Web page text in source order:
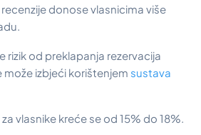
donose vlasnicima više
rizik od preklapanja rezervacija
može izbjeći korištenjem sustava
vlasnike kreće se od 15% do 18%.